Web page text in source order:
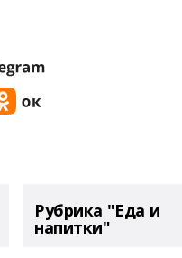
Рубрика "Еда и
напитки"